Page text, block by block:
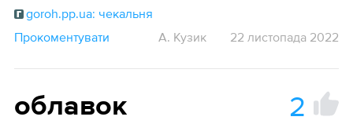
goroh.pp.ua: чекальня
Прокоментувати
А. Кузик 22 листопада 2022
облавок 2